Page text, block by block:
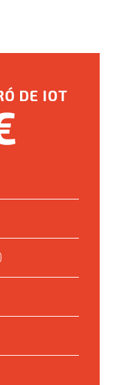
DE IOT